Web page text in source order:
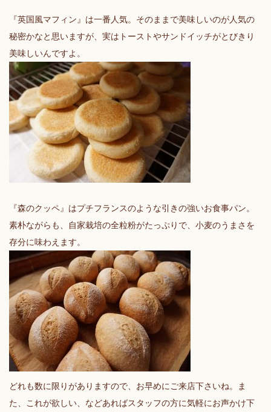
『英国風マフィン』は一番人気。そのままで美味しいのが人気の
秘密かなと思いますが、実はトーストやサンドイッチがとびきり
美味しいんですよ。
『森のクッペ』はプチフランスのような引きの強いお食事パン。
素朴ながらも、自家栽培の全粒粉がたっぷりで、小麦のうまさを
存分に味わえます。
どれも数に限りがありますので、お早めにご来店下さいね。ま
た、これが欲しい、などあればスタッフの方に気軽にお声かけ下